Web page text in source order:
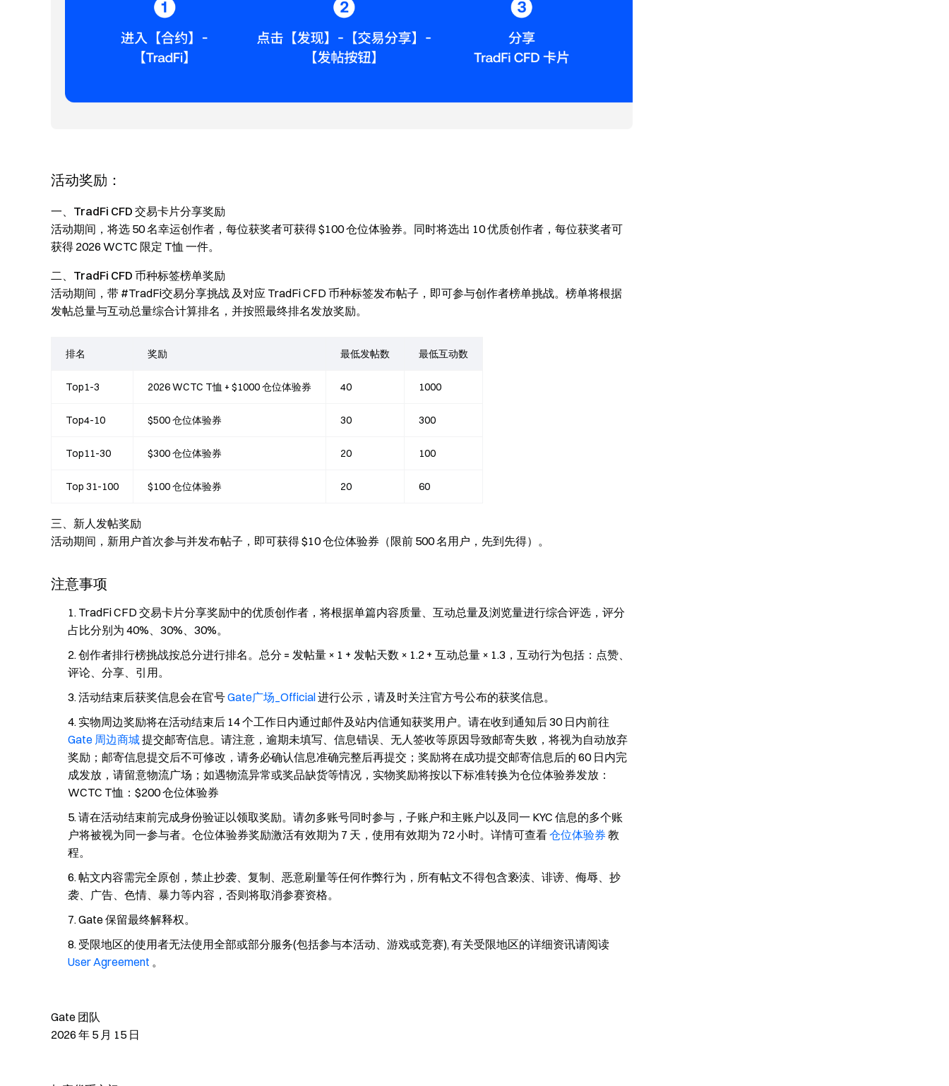
活动奖励：
一、TradFi CFD 交易卡片分享奖励
活动期间，将选 50 名幸运创作者，每位获奖者可获得 $100 仓位体验券。同时将选出 10 优质创作者，每位获奖者可
获得 2026 WCTC 限定 T恤 一件。
二、TradFi CFD 币种标签榜单奖励
活动期间，带 #TradFi交易分享挑战 及对应 TradFi CFD 币种标签发布帖子，即可参与创作者榜单挑战。榜单将根据
发帖总量与互动总量综合计算排名，并按照最终排名发放奖励。
排名 奖励 最低发帖数 最低互动数
Top1-3 2026 WCTC T恤 + $1000 仓位体验券 40 1000
Top4-10 $500 仓位体验券 30 300
Top11-30 $300 仓位体验券 20 100
Top 31-100 $100 仓位体验券 20 60
三、新人发帖奖励
活动期间，新用户首次参与并发布帖子，即可获得 $10 仓位体验券（限前 500 名用户，先到先得）。
注意事项
TradFi CFD 交易卡片分享奖励中的优质创作者，将根据单篇内容质量、互动总量及浏览量进行综合评选，评分
占比分别为 40%、30%、30%。
创作者排行榜挑战按总分进行排名。总分 = 发帖量 × 1 + 发帖天数 × 1.2 + 互动总量 × 1.3，互动行为包括：点赞、
评论、分享、引用。
活动结束后获奖信息会在官号Gate广场_Official进行公示，请及时关注官方号公布的获奖信息。
实物周边奖励将在活动结束后 14 个工作日内通过邮件及站内信通知获奖用户。请在收到通知后 30 日内前往
Gate 周边商城提交邮寄信息。请注意，逾期未填写、信息错误、无人签收等原因导致邮寄失败，将视为自动放弃
奖励；邮寄信息提交后不可修改，请务必确认信息准确完整后再提交；奖励将在成功提交邮寄信息后的 60 日内完
成发放，请留意物流广场；如遇物流异常或奖品缺货等情况，实物奖励将按以下标准转换为仓位体验券发放：
WCTC T恤：$200 仓位体验券
请在活动结束前完成身份验证以领取奖励。请勿多账号同时参与，子账户和主账户以及同一 KYC 信息的多个账
户将被视为同一参与者。仓位体验券奖励激活有效期为 7 天，使用有效期为 72 小时。详情可查看仓位体验券 教
程。
帖文内容需完全原创，禁止抄袭、复制、恶意刷量等任何作弊行为，所有帖文不得包含亵渎、诽谤、侮辱、抄
袭、广告、色情、暴力等内容，否则将取消参赛资格。
Gate 保留最终解释权。
受限地区的使用者无法使用全部或部分服务(包括参与本活动、游戏或竞赛), 有关受限地区的详细资讯请阅读
User Agreement 。
Gate 团队
2026 年 5 月 15 日